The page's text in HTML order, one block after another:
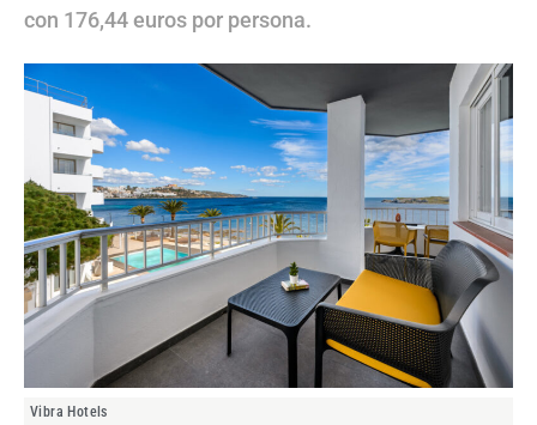
con 176,44 euros por persona.
Vibra Hotels